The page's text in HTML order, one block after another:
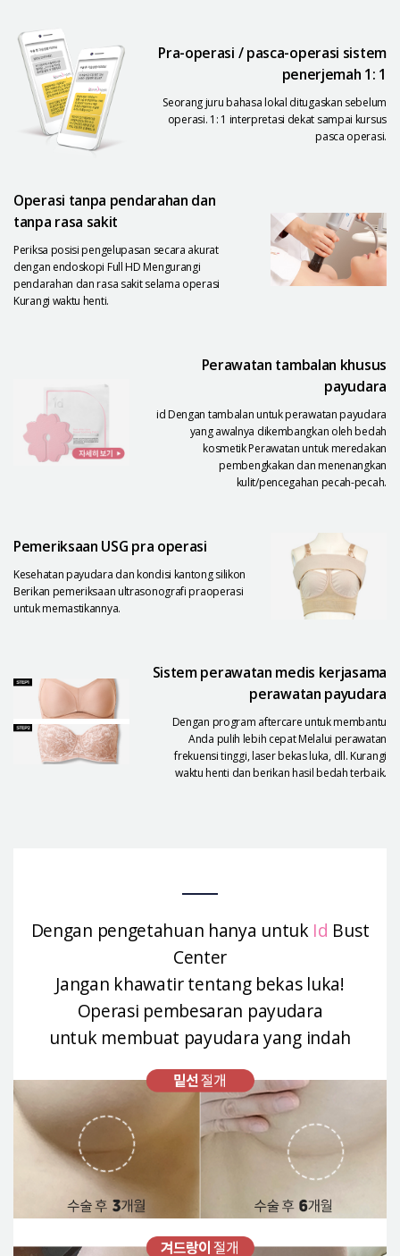
Pra-operasi / pasca-operasi sistem
penerjemah 1: 1
Seorang juru bahasa lokal ditugaskan sebelum
operasi. 1: 1 interpretasi dekat sampai kursus
pasca operasi.
Operasi tanpa pendarahan dan
tanpa rasa sakit
Periksa posisi pengelupasan secara akurat
dengan endoskopi Full HD Mengurangi
pendarahan dan rasa sakit selama operasi
Kurangi waktu henti.
Perawatan tambalan khusus
payudara
id Dengan tambalan untuk perawatan payudara
yang awalnya dikembangkan oleh bedah
kosmetik Perawatan untuk meredakan
pembengkakan dan menenangkan
kulit/pencegahan pecah-pecah.
Pemeriksaan USG pra operasi
Kesehatan payudara dan kondisi kantong silikon
Berikan pemeriksaan ultrasonografi praoperasi
untuk memastikannya.
Sistem perawatan medis kerjasama
perawatan payudara
Dengan program aftercare untuk membantu
Anda pulih lebih cepat Melalui perawatan
frekuensi tinggi, laser bekas luka, dll. Kurangi
waktu henti dan berikan hasil bedah terbaik.
Dengan pengetahuan hanya untuk Id Bust
Center
Jangan khawatir tentang bekas luka!
Operasi pembesaran payudara
untuk membuat payudara yang indah